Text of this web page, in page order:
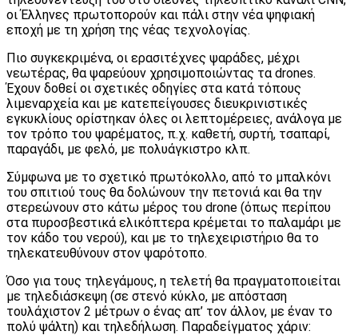
οι Έλληνες πρωτοπορούν και πάλι στην νέα ψηφιακή
εποχή με τη χρήση της νέας τεχνολογίας.
Πιο συγκεκριμένα, οι ερασιτέχνες ψαράδες, μέχρι
νεωτέρας, θα ψαρεύουν χρησιμοποιώντας τα drones.
Έχουν δοθεί οι σχετικές οδηγίες στα κατά τόπους
λιμεναρχεία και με κατεπείγουσες διευκρινιστικές
εγκυκλίους ορίστηκαν όλες οι λεπτομέρειες, ανάλογα με
τον τρόπο του ψαρέματος, π.χ. καθετή, συρτή, τσαπαρί,
παραγάδι, με φελό, με πολυάγκιστρο κλπ.
Σύμφωνα με το σχετικό πρωτόκολλο, από το μπαλκόνι
του σπιτιού τους θα δολώνουν την πετονιά και θα την
στερεώνουν στο κάτω μέρος του drone (όπως περίπου
στα πυροσβεστικά ελικόπτερα κρέμεται το παλαμάρι με
τον κάδο του νερού), και με το τηλεχειριστήριο θα το
τηλεκατευθύνουν στον ψαρότοπο.
Όσο για τους τηλεγάμους, η τελετή θα πραγματοποιείται
με τηλεδιάσκεψη (σε στενό κύκλο, με απόσταση
τουλάχιστον 2 μέτρων ο ένας απ’ τον άλλον, με έναν το
πολύ ψάλτη) και τηλεδήλωση. Παραδείγματος χάριν: